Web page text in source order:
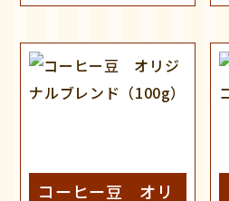
コーヒー豆 オリ